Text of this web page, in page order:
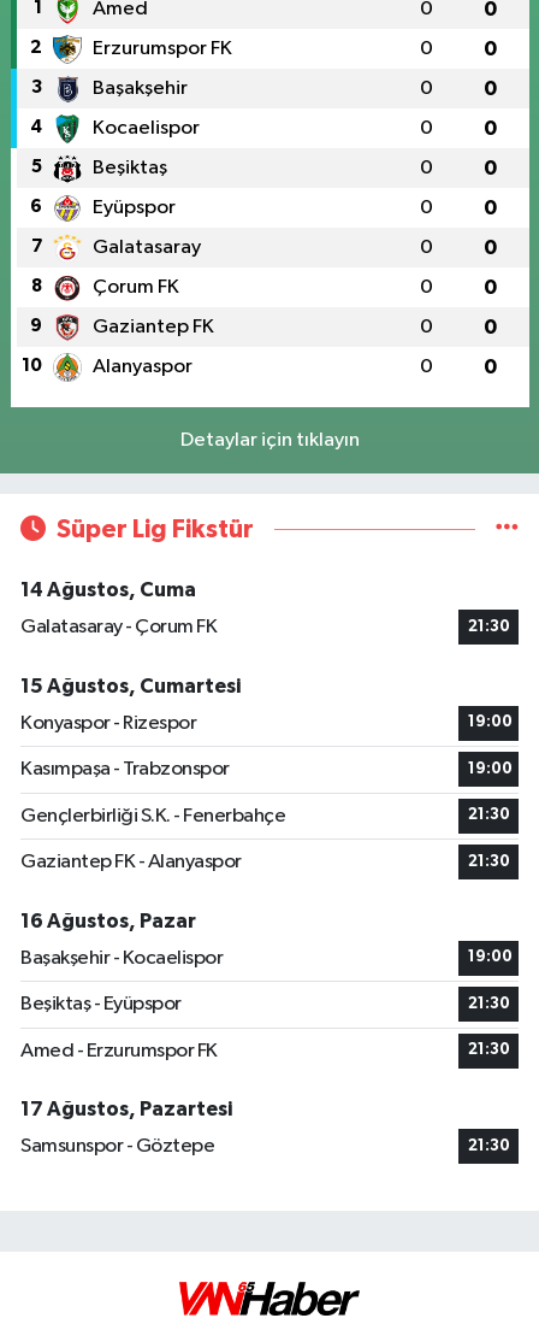
1 Amed 0 0
2 Erzurumspor FK 0 0
3 Başakşehir 0 0
4 Kocaelispor 0 0
5 Beşiktaş 0 0
6 Eyüpspor 0 0
7 Galatasaray 0 0
8 Çorum FK 0 0
9 Gaziantep FK 0 0
10 Alanyaspor 0 0
Detaylar için tıklayın
Süper Lig Fikstür
14 Ağustos, Cuma
Galatasaray - Çorum FK
21:30
15 Ağustos, Cumartesi
Konyaspor - Rizespor
19:00
Kasımpaşa - Trabzonspor 19:00
Gençlerbirliği S.K. - Fenerbahçe 21:30
Gaziantep FK - Alanyaspor 21:30
16 Ağustos, Pazar
Başakşehir - Kocaelispor
19:00
Beşiktaş - Eyüpspor 21:30
Amed - Erzurumspor FK 21:30
17 Ağustos, Pazartesi
Samsunspor - Göztepe
21:30